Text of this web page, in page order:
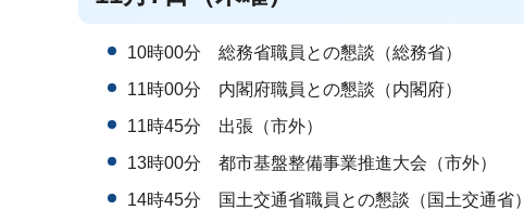
10時00分 総務省職員との懇談（総務省）
11時00分 内閣府職員との懇談（内閣府）
11時45分 出張（市外）
13時00分 都市基盤整備事業推進大会（市外）
14時45分 国土交通省職員との懇談（国土交通省）